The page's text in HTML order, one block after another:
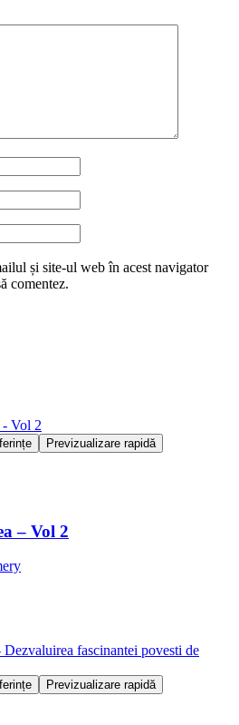
și site-ul web în acest navigator
comentez.
Previzualizare rapidă
– Vol 2
Previzualizare rapidă